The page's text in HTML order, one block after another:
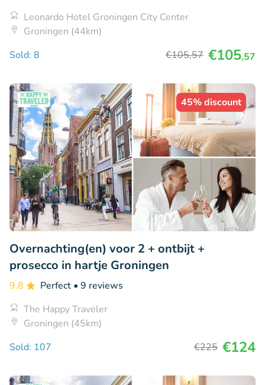
Leonardo Hotel Groningen City Center
Groningen (44km)
Sold: 8
€105,57 €105,57
45% discount
Overnachting(en) voor 2 + ontbijt +
prosecco in hartje Groningen
9.8 Perfect • 9 reviews
The Happy Traveler
Groningen (45km)
Sold: 107
€225 €124